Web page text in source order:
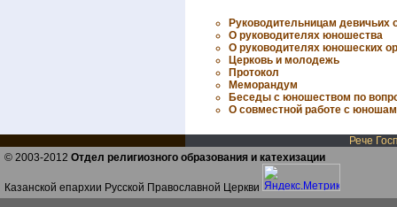
Руководительницам девичьих
О руководителях юношества
О руководителях юношеских
Церковь и молодежь
Протокол
Меморандум
Беседы с юношеством по
О совместной работе с
Рече
© 2003-2012 Отдел религиозного образования и катехизации
Казанской епархии Русской Православной Церкви